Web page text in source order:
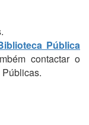
Pública
contactar o